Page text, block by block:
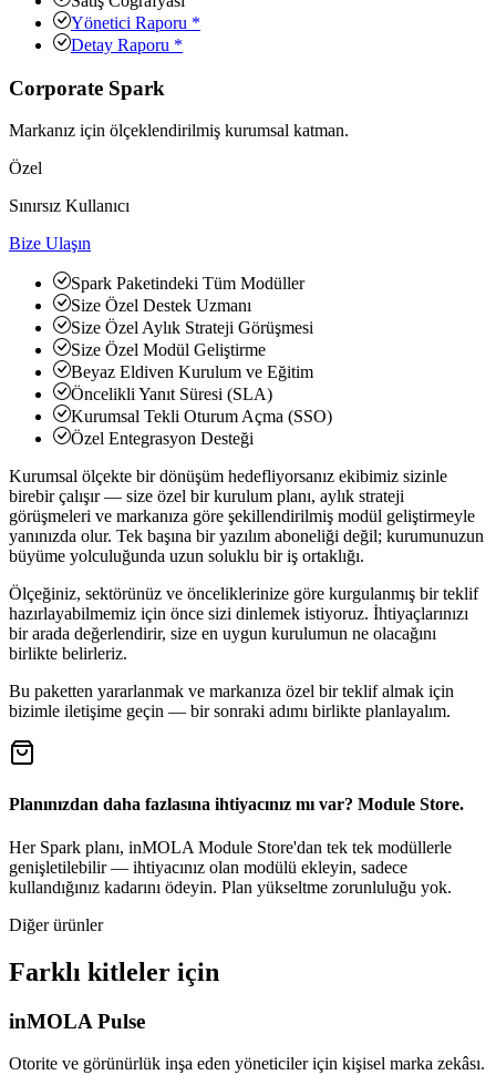
Yönetici Raporu *
Detay Raporu *
Corporate Spark
Markanız için ölçeklendirilmiş kurumsal katman.
Özel
Sınırsız Kullanıcı
Bize Ulaşın
Spark Paketindeki Tüm Modüller
Size Özel Destek Uzmanı
Size Özel Aylık Strateji Görüşmesi
Size Özel Modül Geliştirme
Beyaz Eldiven Kurulum ve Eğitim
Öncelikli Yanıt Süresi (SLA)
Kurumsal Tekli Oturum Açma (SSO)
Özel Entegrasyon Desteği
Kurumsal ölçekte bir dönüşüm hedefliyorsanız ekibimiz sizinle
birebir çalışır — size özel bir kurulum planı, aylık strateji
görüşmeleri ve markanıza göre şekillendirilmiş modül geliştirmeyle
yanınızda olur. Tek başına bir yazılım aboneliği değil; kurumunuzun
büyüme yolculuğunda uzun soluklu bir iş ortaklığı.
Ölçeğiniz, sektörünüz ve önceliklerinize göre kurgulanmış bir teklif
hazırlayabilmemiz için önce sizi dinlemek istiyoruz. İhtiyaçlarınızı
bir arada değerlendirir, size en uygun kurulumun ne olacağını
birlikte belirleriz.
Bu paketten yararlanmak ve markanıza özel bir teklif almak için
bizimle iletişime geçin — bir sonraki adımı birlikte planlayalım.
Planınızdan daha fazlasına ihtiyacınız mı var? Module Store.
Her Spark planı, inMOLA Module Store'dan tek tek modüllerle
genişletilebilir — ihtiyacınız olan modülü ekleyin, sadece
kullandığınız kadarını ödeyin. Plan yükseltme zorunluluğu yok.
Diğer ürünler
Farklı kitleler için
inMOLA Pulse
Otorite ve görünürlük inşa eden yöneticiler için kişisel marka zekâsı.